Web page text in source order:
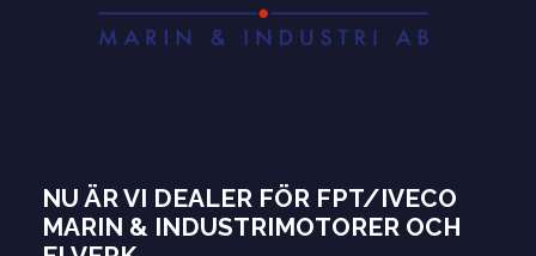
NU ÄR VI DEALER FÖR FPT/IVECO
MARIN & INDUSTRIMOTORER OCH